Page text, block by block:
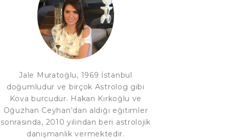
Jale Muratoğlu, 1969 İstanbul
doğumludur ve birçok Astrolog gibi
Kova burcudur. Hakan Kırkoğlu ve
Oğuzhan Ceyhan'dan aldığı eğitimler
sonrasında, 2010 yılından beri astrolojik
danışmanlık vermektedir.